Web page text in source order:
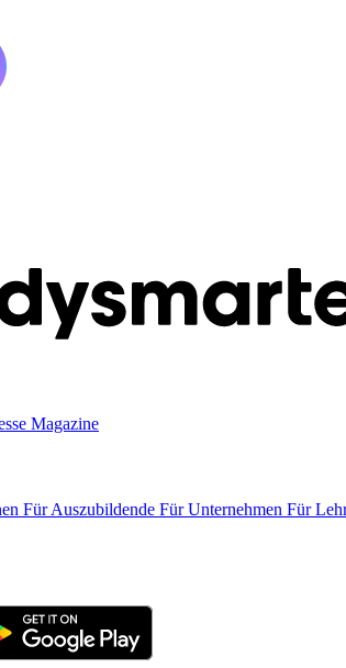
Magazine
Für Auszubildende Für Unternehmen Für